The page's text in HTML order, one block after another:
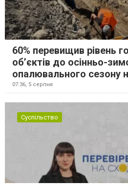
60% перевищив рівень
об’єктів до осінньо-
опалювального сезону
07:36, 5 серпня
Суспільство